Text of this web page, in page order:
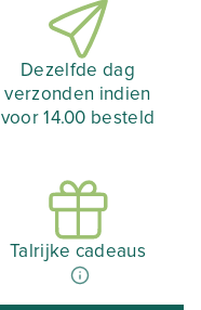
Dezelfde dag
verzonden indien
voor 14.00 besteld
Talrijke cadeaus